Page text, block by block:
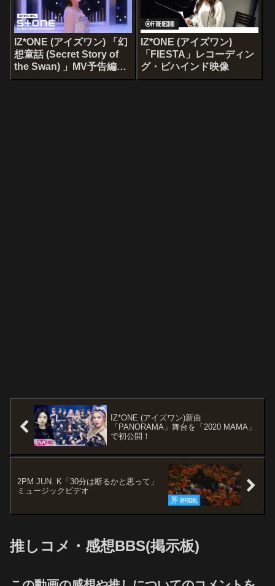
IZ*ONE (アイズワン) 「幻
想童話 (Secret Story of
the Swan) 」MV予告編1
と2を公開
IZ*ONE (アイズワン)
「FIESTA」レコーディン
グ・ビハインド映像
IZ*ONE (アイズワン)新曲
「PANORAMA」舞台を「2020 MAMA」
で初公開！
2PM JUN. K「30分は断るかと思って」
ミュージックビデオ
推しコメ・感想BBS(掲示板)